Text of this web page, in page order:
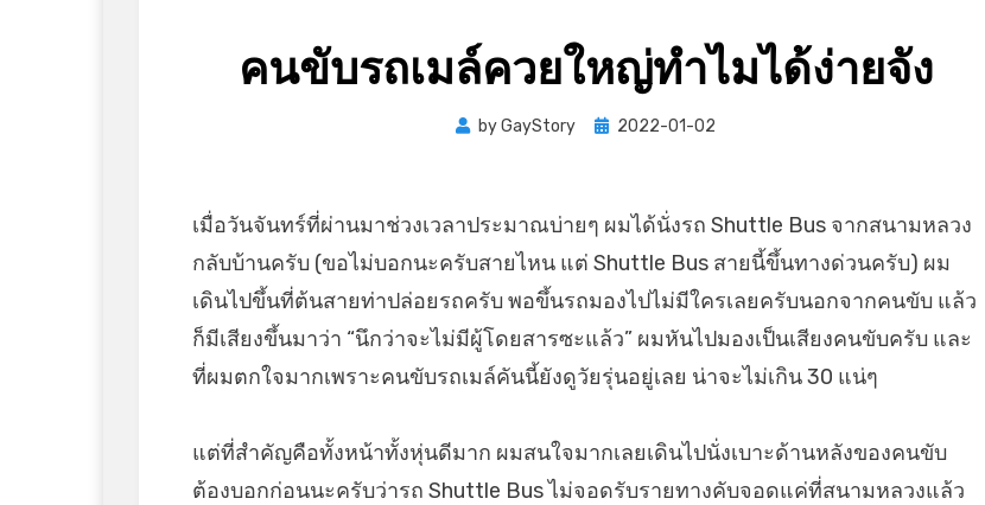
คนขับรถเมล์ควยใหญ่ทำไมได้ง่ายจัง
byGayStory
Posted
2022-01-02
เมื่อวันจันทร์ที่ผ่านมาช่วงเวลาประมาณบ่ายๆ ผมได้นั่งรถ Shuttle Bus จากสนามหลวง
กลับบ้านครับ (ขอไม่บอกนะครับสายไหน แต่ Shuttle Bus สายนี้ขึ้นทางด่วนครับ) ผม
เดินไปขึ้นที่ต้นสายท่าปล่อยรถครับ พอขึ้นรถมองไปไม่มีใครเลยครับนอกจากคนขับ แล้ว
ก็มีเสียงขึ้นมาว่า “นึกว่าจะไม่มีผู้โดยสารซะแล้ว” ผมหันไปมองเป็นเสียงคนขับครับ และ
ที่ผมตกใจมากเพราะคนขับรถเมล์คันนี้ยังดูวัยรุ่นอยู่เลย น่าจะไม่เกิน 30 แน่ๆ
แต่ที่สำคัญคือทั้งหน้าทั้งหุ่นดีมาก ผมสนใจมากเลยเดินไปนั่งเบาะด้านหลังของคนขับ
ต้องบอกก่อนนะครับว่ารถ Shuttle Bus ไม่จอดรับรายทางคับจอดแค่ที่สนามหลวงแล้ว